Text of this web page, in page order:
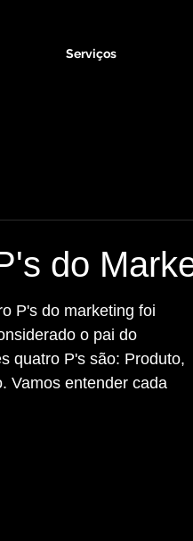
Serviços
do
o pai do
quatro P's são: Produto,
Vamos entender cada